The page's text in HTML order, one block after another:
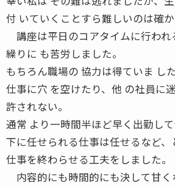
付 いていくことすら難しいのは確か
講座は平日のコアタイムに行われ
繰りに も苦労しました。
もちろん職場の 協力は得ていま し
仕事に穴 を空けたり、他 の社員に
許されない。
通常 より一時間半ほど早く出勤し
下に任せられる仕事は任せるなど
仕事を終わらせる工夫をしました。
内容的にも時間的にも決して甘く